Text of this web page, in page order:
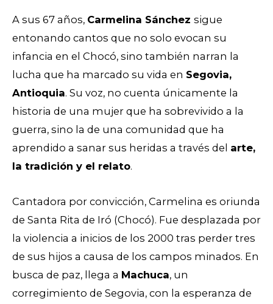
A sus 67 años, Carmelina Sánchez sigue
entonando cantos que no solo evocan su
infancia en el Chocó, sino también narran la
lucha que ha marcado su vida en Segovia,
Antioquia. Su voz, no cuenta únicamente la
historia de una mujer que ha sobrevivido a la
guerra, sino la de una comunidad que ha
aprendido a sanar sus heridas a través del arte,
la tradición y el relato.
Cantadora por convicción, Carmelina es oriunda
de Santa Rita de Iró (Chocó). Fue desplazada por
la violencia a inicios de los 2000 tras perder tres
de sus hijos a causa de los campos minados. En
busca de paz, llega a Machuca, un
corregimiento de Segovia, con la esperanza de